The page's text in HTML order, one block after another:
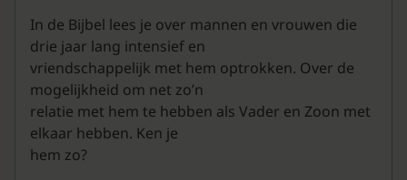
In de Bijbel lees je over mannen en vrouwen die
drie jaar lang intensief en
vriendschappelijk met hem optrokken. Over de
mogelijkheid om net zo’n
relatie met hem te hebben als Vader en Zoon met
elkaar hebben. Ken je
hem zo?